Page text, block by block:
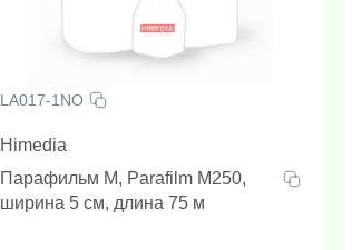
LA017-1NO
Himedia
Парафильм М, Parafilm M250,
ширина 5 см, длина 75 м